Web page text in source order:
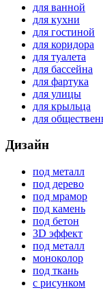
для ванной
для кухни
для гостиной
для коридора
для туалета
для бассейна
для фартука
для улицы
для крыльца
для
Дизайн
под металл
под дерево
под мрамор
под камень
под бетон
3D эффект
под металл
моноколор
под ткань
с рисунком